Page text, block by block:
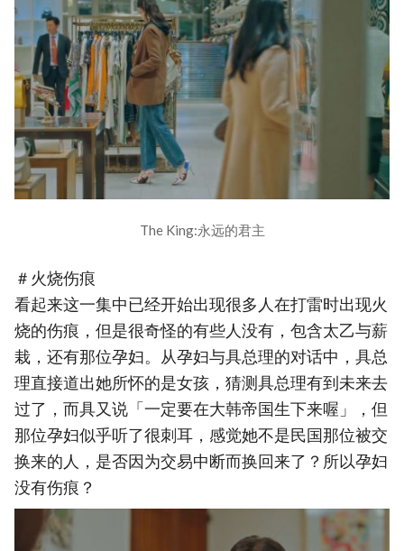
The King:永远的君主
＃火烧伤痕
看起来这一集中已经开始出现很多人在打雷时出现火
烧的伤痕，但是很奇怪的有些人没有，包含太乙与薪
栽，还有那位孕妇。从孕妇与具总理的对话中，具总
理直接道出她所怀的是女孩，猜测具总理有到未来去
过了，而具又说「一定要在大韩帝国生下来喔」，但
那位孕妇似乎听了很刺耳，感觉她不是民国那位被交
换来的人，是否因为交易中断而换回来了？所以孕妇
没有伤痕？